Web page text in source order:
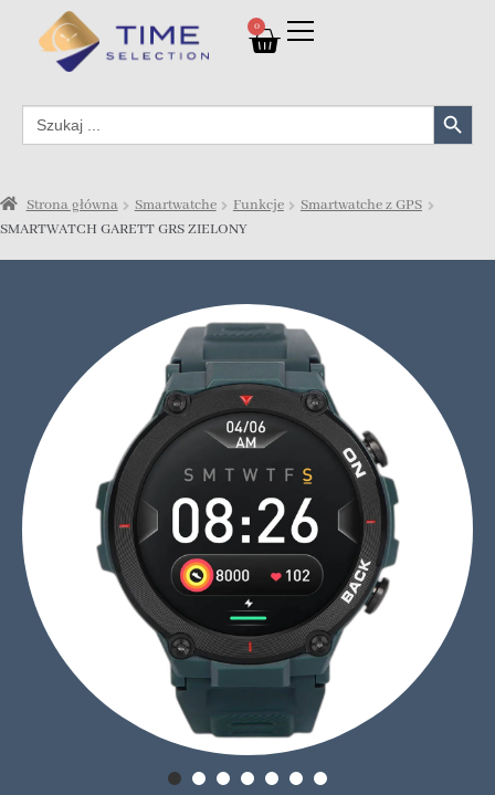
0
Search
for:
Search Button
Strona główna Smartwatche Funkcje
Smartwatche z GPS
SMARTWATCH GARETT GRS ZIELONY